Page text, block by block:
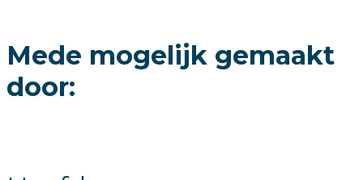
Mede mogelijk gemaakt
door: